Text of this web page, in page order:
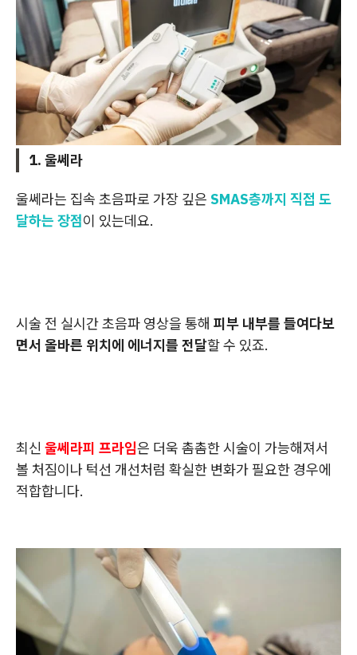
1. 울쎄라
울쎄라는 집속 초음파로 가장 깊은 SMAS층까지 직접 도
달하는 장점이 있는데요.
시술 전 실시간 초음파 영상을 통해 피부 내부를 들여다보
면서 올바른 위치에 에너지를 전달할 수 있죠.
최신 울쎄라피 프라임은 더욱 촘촘한 시술이 가능해져서
볼 처짐이나 턱선 개선처럼 확실한 변화가 필요한 경우에
적합합니다.